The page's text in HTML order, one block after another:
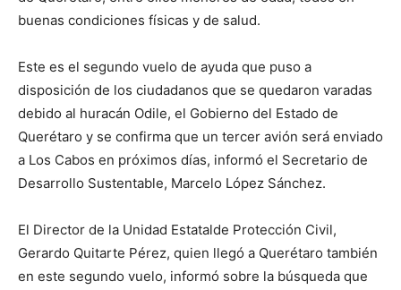
buenas condiciones físicas y de salud.
Este es el segundo vuelo de ayuda que puso a
disposición de los ciudadanos que se quedaron varadas
debido al huracán Odile, el Gobierno del Estado de
Querétaro y se confirma que un tercer avión será enviado
a Los Cabos en próximos días, informó el Secretario de
Desarrollo Sustentable, Marcelo López Sánchez.
El Director de la Unidad Estatalde Protección Civil,
Gerardo Quitarte Pérez, quien llegó a Querétaro también
en este segundo vuelo, informó sobre la búsqueda que